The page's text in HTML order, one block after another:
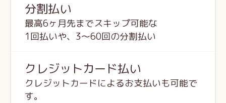
分割払い
最高6ヶ月先までスキップ可能な
1回払いや、3～60回の分割払い
クレジットカード払い
クレジットカードによるお支払いも可能で
す。